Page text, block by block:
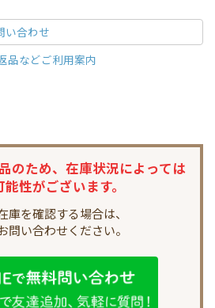
い合わせ
品などご利用案内
のため、 在庫状況によっては
性がございます。
を確認する場合は、
問い合わせください。